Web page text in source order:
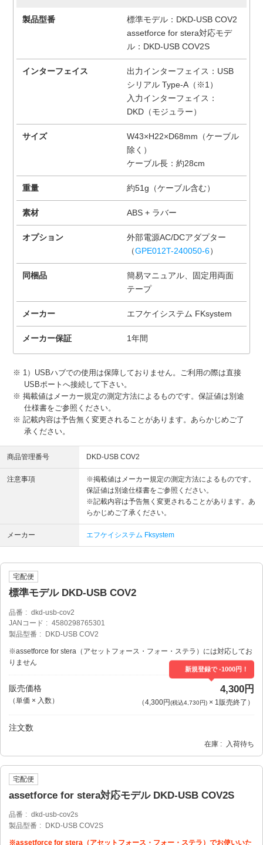
製品型番
標準モデル：DKD-USB COV2
assetforce for stera対応モデ
ル：DKD-USB COV2S
インターフェイス
出力インターフェイス：USB
シリアル Type-A（※1）
入力インターフェイス：
DKD（モジュラー）
サイズ
W43×H22×D68mm（ケーブル
除く）
ケーブル長：約28cm
重量 約51g（ケーブル含む）
素材 ABS + ラバー
オプション
外部電源AC/DCアダプター
（GPE012T-240050-6）
同梱品
簡易マニュアル、固定用両面
テープ
メーカー エフケイシステム FKsystem
メーカー保証 1年間
1）USBハブでの使用は保障しておりません。ご利用の際は直接
USBポートへ接続して下さい。
掲載値はメーカー規定の測定方法によるものです。保証値は別途
仕様書をご参照ください。
記載内容は予告無く変更されることがあります。あらかじめご了
承ください。
商品管理番号 DKD-USB COV2
注意事項
※掲載値はメーカー規定の測定方法によるものです。
保証値は別途仕様書をご参照ください。
※記載内容は予告無く変更されることがあります。あ
らかじめご了承ください。
メーカー エフケイシステム Fksystem
宅配便
標準モデル DKD-USB COV2
品番
dkd-usb-cov2
JANコード
4580298765301
製品型番
DKD-USB COV2
※assetforce for stera（アセットフォース・フォー・ステラ）には対応してお
りません
販売価格
（単価 × 入数）
新規登録で -1000円！
4,300円
（4,300円(税込4,730円)× 1 販売終了 ）
注文数
在庫 入荷待ち
宅配便
assetforce for stera対応モデル DKD-USB COV2S
品番
dkd-usb-cov2s
製品型番
DKD-USB COV2S
※assetforce for stera（アセットフォース・フォー・ステラ）でお使いいた